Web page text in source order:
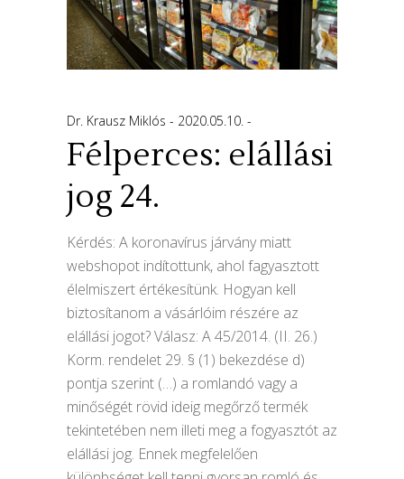
Dr. Krausz Miklós 2020.05.10.
Félperces: elállási
jog 24.
Kérdés: A koronavírus járvány miatt
webshopot indítottunk, ahol fagyasztott
élelmiszert értékesítünk. Hogyan kell
biztosítanom a vásárlóim részére az
elállási jogot? Válasz: A 45/2014. (II. 26.)
Korm. rendelet 29. § (1) bekezdése d)
pontja szerint (…) a romlandó vagy a
minőségét rövid ideig megőrző termék
tekintetében nem illeti meg a fogyasztót az
elállási jog. Ennek megfelelően